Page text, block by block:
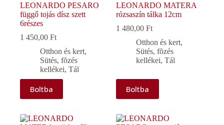
LEONARDO PESARO
függő tojás dísz szett
6részes
1 450,00 Ft
Otthon és kert,
Sütés, fõzés
kellékei, Tál
Boltba
LEONARDO MATERA
rózsaszín tálka 12cm
1 480,00Ft
Otthon és kert,
Sütés, fõzés
kellékei,Tál
Boltba